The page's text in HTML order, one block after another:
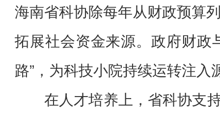
海南省科协除每年从财政预算
拓展社会资金来源。政府财政
路”，为科技小院持续运转注入
在人才培养上，省科协支